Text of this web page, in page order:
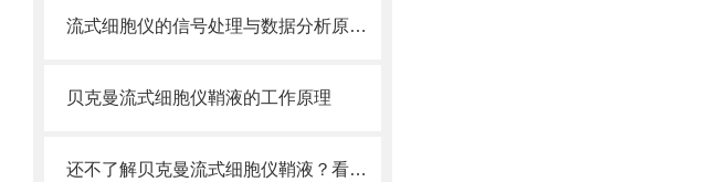
流式细胞仪的信号处理与数据分析原理分析
贝克曼流式细胞仪鞘液的工作原理
还不了解贝克曼流式细胞仪鞘液？看这里就对了！